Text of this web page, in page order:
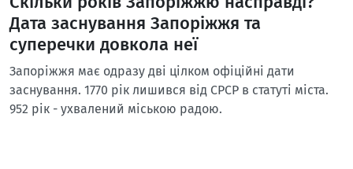
Дата заснування Запоріжжя та
суперечки довкола неї
Запоріжжя має одразу дві цілком офіційні дати
заснування. 1770 рік лишився від СРСР в статуті міста.
952 рік - ухвалений міською радою.